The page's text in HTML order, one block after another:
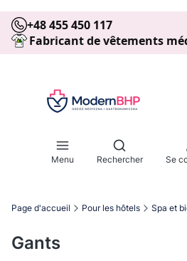
+48 455 450 117
Fabricant de vêtements
Menu
Ouvrir le
Rechercher Se
Page d'accueil Pour les hôtels Spa et
Gants